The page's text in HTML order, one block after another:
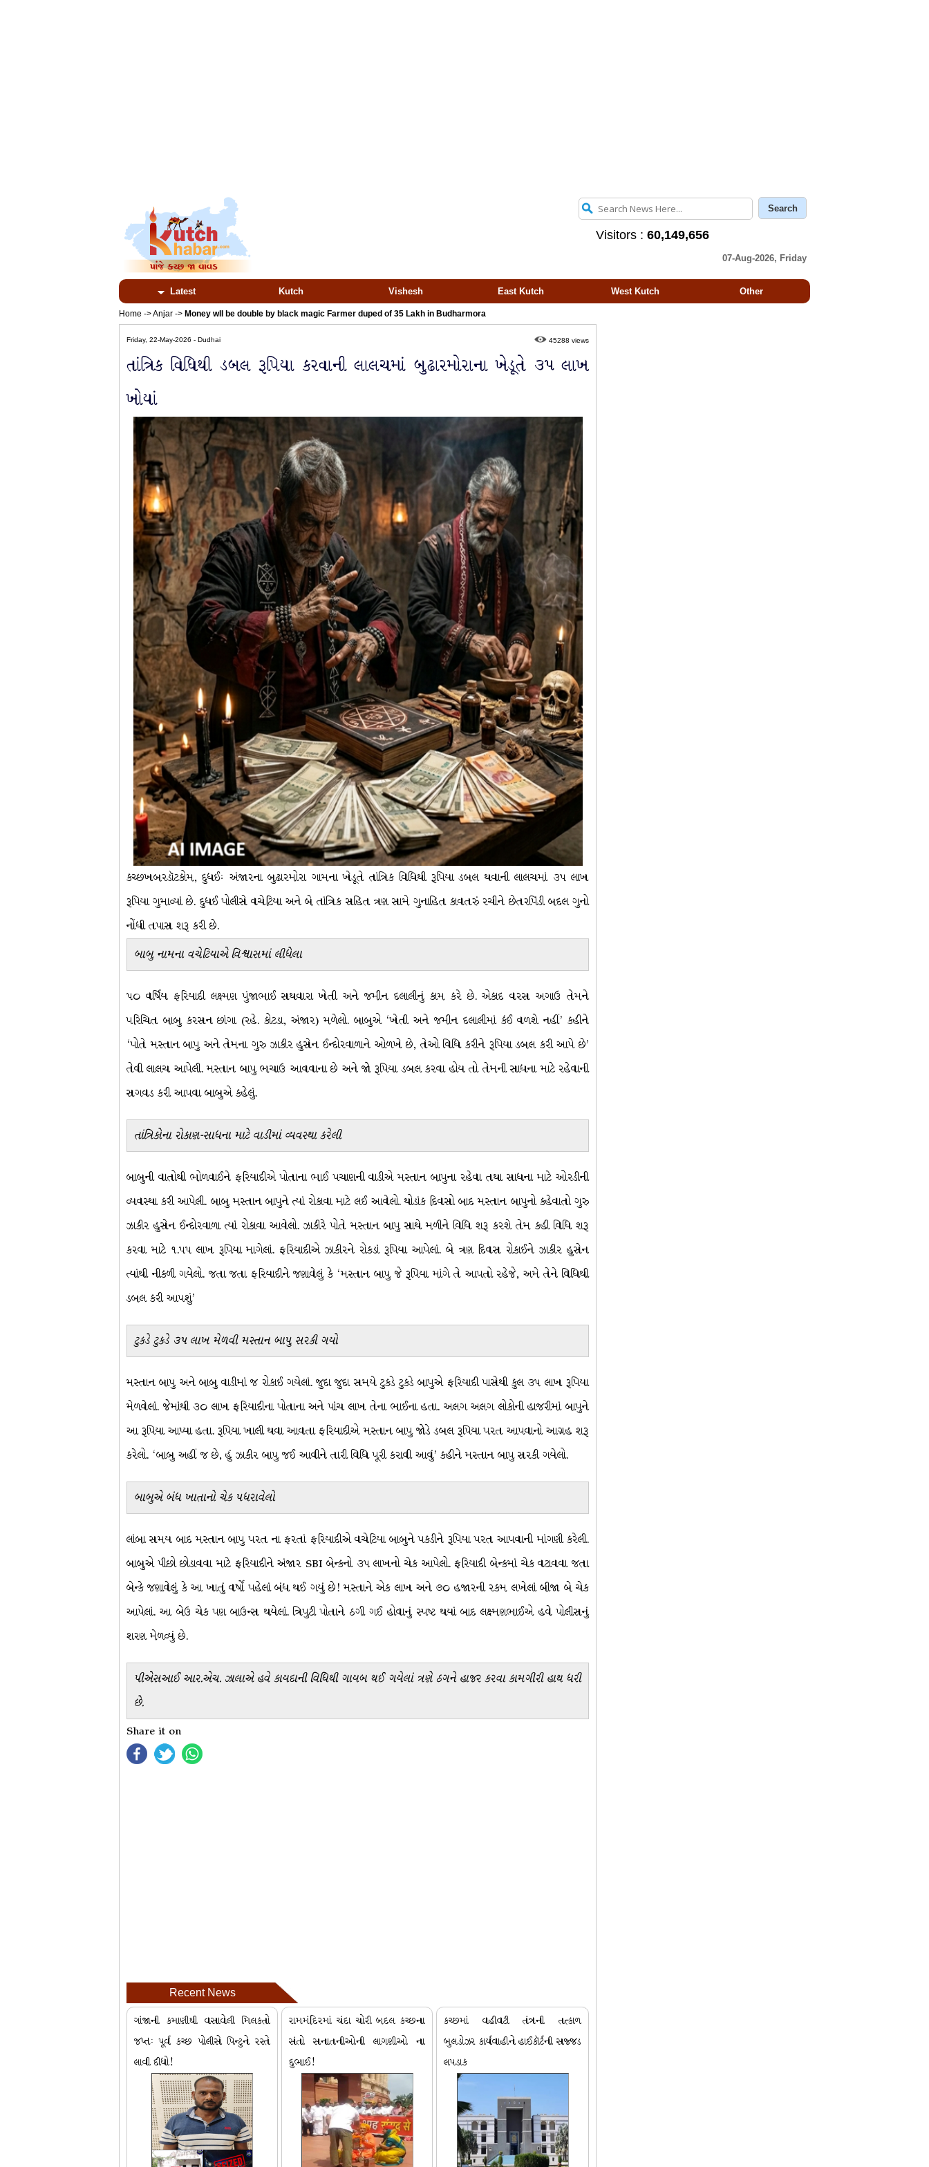
Visitors : 60,149,656
07-Aug-2026, Friday
Latest Kutch Vishesh East Kutch West Kutch Other
Home ->Anjar -> Money wll be double by black magic Farmer duped of 35 Lakh in Budharmora
Friday, 22-May-2026 - Dudhai 45288 views
તાંત્રિક વિધિથી ડબલ રૂપિયા કરવાની લાલચમાં બુઢારમોરાના ખેડૂતે ૩૫ લાખ
ખોયાં
કચ્છખબરડૉટકોમ, દુધઈઃ અંજારના બુઢારમોરા ગામના ખેડૂતે તાંત્રિક વિધિથી રૂપિયા ડબલ થવાની લાલચમાં ૩૫ લાખ
રૂપિયા ગુમાવ્યાં છે. દુધઈ પોલીસે વચેટિયા અને બે તાંત્રિક સહિત ત્રણ સામે ગુનાહિત કાવતરું રચીને છેતરપિંડી બદલ ગુનો
નોંધી તપાસ શરૂ કરી છે.
બાબુ નામના વચેટિયાએ વિશ્વાસમાં લીધેલા
૫૦ વર્ષિય ફરિયાદી લક્ષ્મણ પુંજાભાઈ સથવારા ખેતી અને જમીન દલાલીનું કામ કરે છે. એકાદ વરસ અગાઉ તેમને
પરિચિત બાબુ કરસન છાંગા (રહે. કોટડા, અંજાર) મળેલો. બાબુએ ‘ખેતી અને જમીન દલાલીમાં કંઈ વળશે નહીં’ કહીને
‘પોતે મસ્તાન બાપુ અને તેમના ગુરુ ઝાકીર હુસેન ઈન્દોરવાળાને ઓળખે છે, તેઓ વિધિ કરીને રૂપિયા ડબલ કરી આપે છે’
તેવી લાલચ આપેલી. મસ્તાન બાપુ ભચાઉ આવવાના છે અને જો રૂપિયા ડબલ કરવા હોય તો તેમની સાધના માટે રહેવાની
સગવડ કરી આપવા બાબુએ કહેલું.
તાંત્રિકોના રોકાણ-સાધના માટે વાડીમાં વ્યવસ્થા કરેલી
બાબુની વાતોથી ભોળવાઈને ફરિયાદીએ પોતાના ભાઈ પચાણની વાડીએ મસ્તાન બાપુના રહેવા તથા સાધના માટે ઓરડીની
વ્યવસ્થા કરી આપેલી. બાબુ મસ્તાન બાપુને ત્યાં રોકાવા માટે લઈ આવેલો. થોડાંક દિવસો બાદ મસ્તાન બાપુનો કહેવાતો ગુરુ
ઝાકીર હુસેન ઈન્દોરવાળા ત્યાં રોકાવા આવેલો. ઝાકીરે પોતે મસ્તાન બાપુ સાથે મળીને વિધિ શરૂ કરશે તેમ કહી વિધિ શરૂ
કરવા માટે ૧.૫૫ લાખ રૂપિયા માગેલાં. ફરિયાદીએ ઝાકીરને રોકડાં રૂપિયા આપેલાં. બે ત્રણ દિવસ રોકાઈને ઝાકીર હુસેન
ત્યાંથી નીકળી ગયેલો. જતા જતા ફરિયાદીને જણાવેલું કે ‘મસ્તાન બાપુ જે રૂપિયા માંગે તે આપતો રહેજે, અમે તેને વિધિથી
ડબલ કરી આપશું’
ટુકડે ટુકડે ૩૫ લાખ મેળવી મસ્તાન બાપુ સરકી ગયો
મસ્તાન બાપુ અને બાબુ વાડીમાં જ રોકાઈ ગયેલાં. જુદા જુદા સમયે ટુકડે ટુકડે બાપુએ ફરિયાદી પાસેથી કુલ ૩૫ લાખ રૂપિયા
મેળવેલાં. જેમાંથી ૩૦ લાખ ફરિયાદીના પોતાના અને પાંચ લાખ તેના ભાઈના હતા. અલગ અલગ લોકોની હાજરીમાં બાપુને
આ રૂપિયા આપ્યા હતા. રૂપિયા ખાલી થવા આવતા ફરિયાદીએ મસ્તાન બાપુ જોડે ડબલ રૂપિયા પરત આપવાનો આગ્રહ શરૂ
કરેલો. ‘બાબુ અહીં જ છે, હું ઝાકીર બાપુ જઈ આવીને તારી વિધિ પૂરી કરાવી આવું’ કહીને મસ્તાન બાપુ સરકી ગયેલો.
બાબુએ બંધ ખાતાનો ચેક પધરાવેલો
લાંબા સમય બાદ મસ્તાન બાપુ પરત ના ફરતાં ફરિયાદીએ વચેટિયા બાબુને પકડીને રૂપિયા પરત આપવાની માંગણી કરેલી.
બાબુએ પીછો છોડાવવા માટે ફરિયાદીને અંજાર SBI બેન્કનો ૩૫ લાખનો ચેક આપેલો. ફરિયાદી બેન્કમાં ચેક વટાવવા જતા
બેન્કે જણાવેલું કે આ ખાતું વર્ષો પહેલાં બંધ થઈ ગયું છે! મસ્તાને એક લાખ અને ૭૦ હજારની રકમ લખેલાં બીજા બે ચેક
આપેલાં. આ બેઉ ચેક પણ બાઉન્સ થયેલાં. ત્રિપુટી પોતાને ઠગી ગઈ હોવાનું સ્પષ્ટ થયાં બાદ લક્ષ્મણભાઈએ હવે પોલીસનું
શરણ મેળવ્યું છે.
પીએસઆઈ આર.એચ. ઝાલાએ હવે કાયદાની વિધિથી ગાયબ થઈ ગયેલાં ત્રણે ઠગને હાજર કરવા કામગીરી હાથ ધરી
છે.
Share it on
Recent News
ગાંજાની કમાણીથી વસાવેલી મિલકતો
જપ્તઃ પૂર્વ કચ્છ પોલીસે પિન્ટુને રસ્તે
લાવી દીધો!
રામમંદિરમાં ચંદા ચોરી બદલ કચ્છના
સંતો સનાતનીઓની લાગણીઓ ના
દુભાઈ!
કચ્છમાં વહીવટી તંત્રની તત્કાળ
બુલડોઝર કાર્યવાહીને હાઈકૉર્ટની સજ્જડ
લપડાક